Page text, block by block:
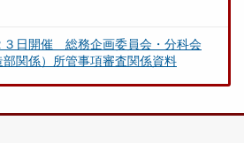
３日開催 総務企画委員会・分科会
部関係）所管事項審査関係資料